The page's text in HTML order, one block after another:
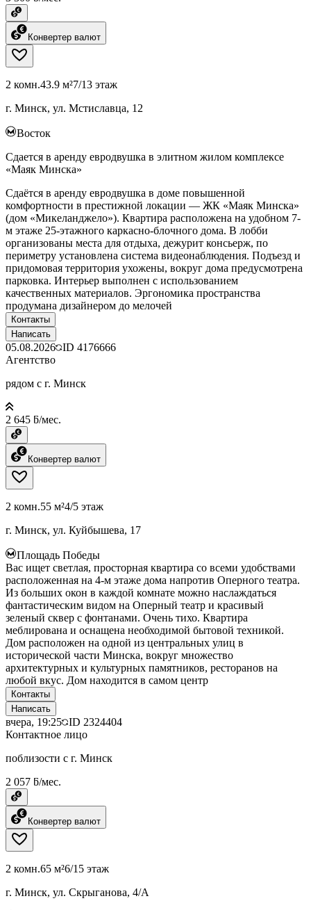
Конвертер валют
2 комн.43.9 м²7/13 этаж
г. Минск, ул. Мстиславца, 12
Восток
Сдается в аренду евродвушка в элитном жилом комплексе
«Маяк Минска»
Сдаётся в аренду евродвушка в доме повышенной
комфортности в престижной локации — ЖК «Маяк Минска»
(дом «Микеланджело»). Квартира расположена на удобном 7-
м этаже 25-этажного каркасно-блочного дома. В лобби
организованы места для отдыха, дежурит консьерж, по
периметру установлена система видеонаблюдения. Подъезд и
придомовая территория ухожены, вокруг дома предусмотрена
парковка. Интерьер выполнен с использованием
качественных материалов. Эргономика пространства
продумана дизайнером до мелочей
Контакты
Написать
05.08.2026 ID 4176666
Агентство
рядом с г. Минск
2 645 ƃ/мес.
Конвертер валют
2 комн.55 м²4/5 этаж
г. Минск, ул. Куйбышева, 17
Площадь Победы
Вас ищет светлая, просторная квартира со всеми удобствами
расположенная на 4-м этаже дома напротив Оперного театра.
Из больших окон в каждой комнате можно наслаждаться
фантастическим видом на Оперный театр и красивый
зеленый сквер с фонтанами. Очень тихо. Квартира
меблирована и оснащена необходимой бытовой техникой.
Дом расположен на одной из центральных улиц в
исторической части Минска, вокруг множество
архитектурных и культурных памятников, ресторанов на
любой вкус. Дом находится в самом центр
Контакты
Написать
вчера, 19:25 ID 2324404
Контактное лицо
поблизости с г. Минск
2 057 ƃ/мес.
Конвертер валют
2 комн.65 м²6/15 этаж
г. Минск, ул. Скрыганова, 4/А